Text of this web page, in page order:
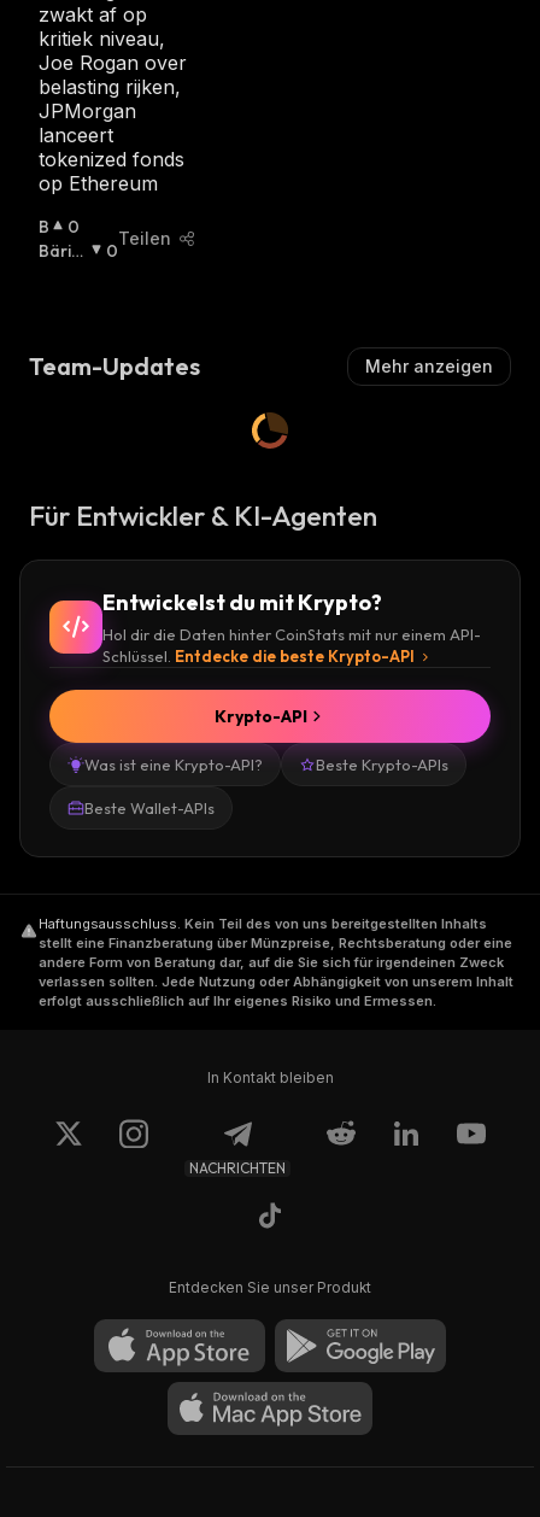
zwakt af op
kritiek niveau,
Joe Rogan over
belasting rijken,
JPMorgan
lanceert
tokenized fonds
op Ethereum
B
U
H
0
Bäris
0
Teilen
Team-Updates Mehr anzeigen
Für Entwickler & KI-Agenten
Entwickelst du mit Krypto?
Hol dir die Daten hinter CoinStats mit nur einem API-
Schlüssel. Entdecke die beste Krypto-API
Was ist eine Krypto-API? Beste Krypto-APIs
Beste Wallet-APIs
Krypto-API
Haftungsausschluss Kein Teil des von uns bereitgestellten Inhalts
stellt eine Finanzberatung über Münzpreise, Rechtsberatung oder eine
andere Form von Beratung dar, auf die Sie sich für irgendeinen Zweck
verlassen sollten. Jede Nutzung oder Abhängigkeit von unserem Inhalt
erfolgt ausschließlich auf Ihr eigenes Risiko und Ermessen.
In Kontakt bleiben
NACHRICHTEN
Entdecken Sie unser Produkt